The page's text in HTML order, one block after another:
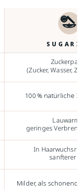
(Zucker, Wasser,
100 % natürliche
Lauwarm
geringes
In
sanfterer
Milder, als